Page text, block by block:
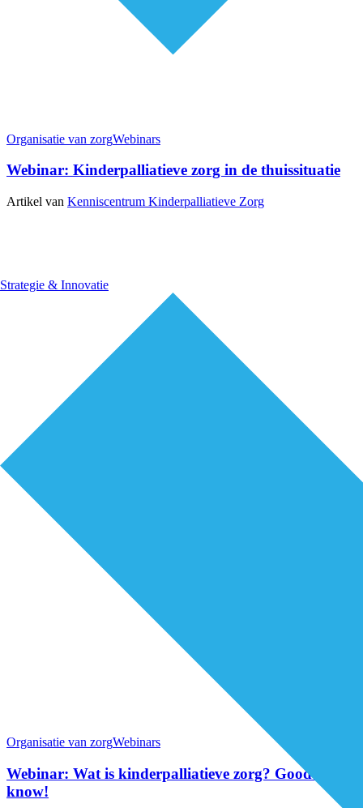
Strategie & Innovatie
Organisatie van zorgWebinars
Webinar: Kinderpalliatieve zorg in de thuissituatie
Artikel van Kenniscentrum Kinderpalliatieve Zorg
Organisatie van zorgWebinars
Webinar: Wat is kinderpalliatieve zorg? Good to
know!